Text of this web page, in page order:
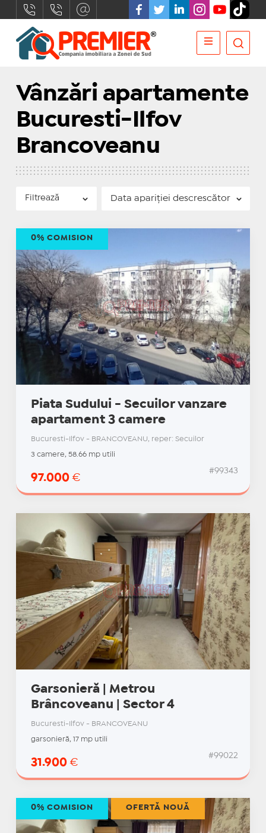
Vânzări apartamente
Bucuresti-Ilfov
Brancoveanu
Filtrează
Piata Sudului - Secuilor vanzare
apartament 3 camere
Bucuresti-Ilfov - BRANCOVEANU, reper: Secuilor
3 camere, 58.66 mp utili
97.000 €
#99343
0% COMISION
Garsonieră | Metrou
Brâncoveanu | Sector 4
Bucuresti-Ilfov - BRANCOVEANU
garsonieră, 17 mp utili
31.900 €
#99022
0% COMISION OFERTĂ NOUĂ